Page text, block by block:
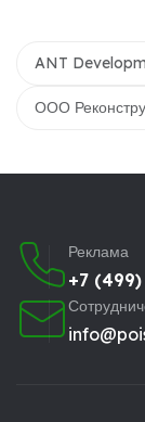
ANT
ООО
Реклама
+7